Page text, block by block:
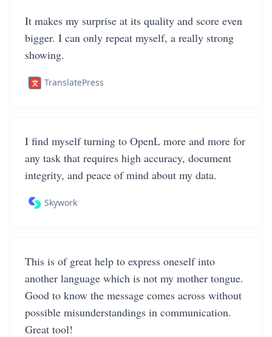
It makes my surprise at its quality and score even
bigger. I can only repeat myself, a really strong
showing.
TranslatePress
I find myself turning to OpenL more and more for
any task that requires high accuracy, document
integrity, and peace of mind about my data.
Skywork
This is of great help to express oneself into
another language which is not my mother tongue.
Good to know the message comes across without
possible misunderstandings in communication.
Great tool!